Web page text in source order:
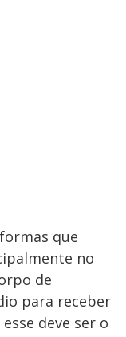
que
no
de
para receber
deve ser o